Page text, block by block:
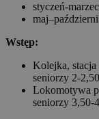
styczeń-
Wstęp:
Kolejka,
seniorzy 2-
Lokomotywa
seniorzy 3,50-